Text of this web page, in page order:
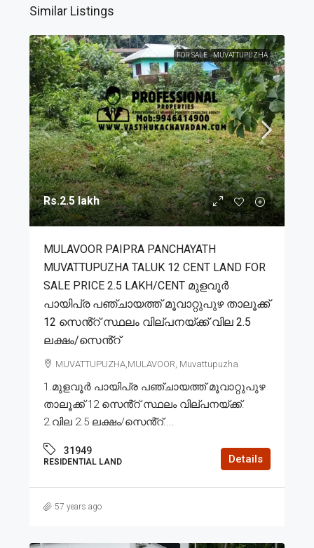
Similar Listings
FOR SALE MUVATTUPUZHA
Rs.2.5 lakh
MULAVOOR PAIPRA PANCHAYATH
MUVATTUPUZHA TALUK 12 CENT LAND FOR
SALE PRICE 2.5 LAKH/CENT മുളവൂർ
പായിപ്ര പഞ്ചായത്ത് മൂവാറ്റുപുഴ താലൂക്ക്
12 സെൻ്റ് സ്ഥലം വില്പനയ്ക്ക് വില 2.5
ലക്ഷം/സെൻ്റ്
MUVATTUPUZHA,MULAVOOR, Muvattupuzha
1.മുളവൂർ പായിപ്ര പഞ്ചായത്ത് മൂവാറ്റുപുഴ
താലൂക്ക് 12 സെൻ്റ് സ്ഥലം വില്പനയ്ക്ക്.
2.വില 2.5 ലക്ഷം/സെൻ്റ്....
31949
RESIDENTIAL LAND Details
57 years ago